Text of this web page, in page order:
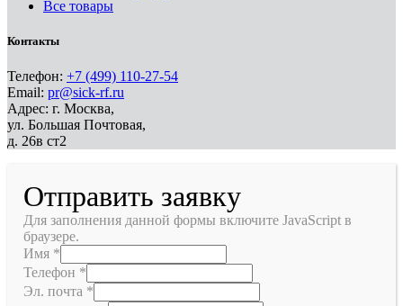
Все товары
Контакты
Телефон: +7 (499) 110-27-54
Email: pr@sick-rf.ru
Адрес: г. Москва,
ул. Большая Почтовая,
д. 26в ст2
Отправить заявку
Для заполнения данной формы включите JavaScript в
браузере.
Имя *
Телефон *
Эл. почта *